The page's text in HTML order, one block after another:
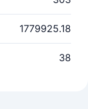
1779925.18
38